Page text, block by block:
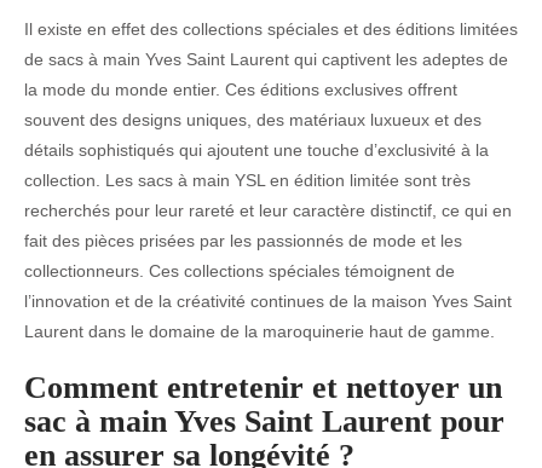
Il existe en effet des collections spéciales et des éditions limitées
de sacs à main Yves Saint Laurent qui captivent les adeptes de
la mode du monde entier. Ces éditions exclusives offrent
souvent des designs uniques, des matériaux luxueux et des
détails sophistiqués qui ajoutent une touche d’exclusivité à la
collection. Les sacs à main YSL en édition limitée sont très
recherchés pour leur rareté et leur caractère distinctif, ce qui en
fait des pièces prisées par les passionnés de mode et les
collectionneurs. Ces collections spéciales témoignent de
l’innovation et de la créativité continues de la maison Yves Saint
Laurent dans le domaine de la maroquinerie haut de gamme.
Comment entretenir et nettoyer un
sac à main Yves Saint Laurent pour
en assurer sa longévité ?